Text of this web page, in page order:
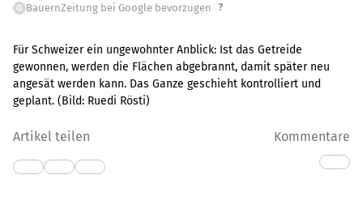
G BauernZeitung bei Google bevorzugen ?
Für Schweizer ein ungewohnter Anblick: Ist das Getreide
gewonnen, werden die Flächen abgebrannt, damit später neu
angesät werden kann. Das Ganze geschieht kontrolliert und
geplant. (Bild: Ruedi Rösti)
Artikel teilen Kommentare